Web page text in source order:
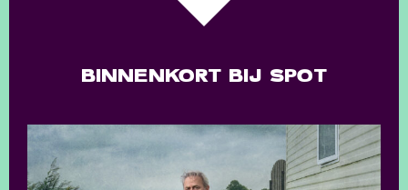
BINNENKORT BIJ SPOT